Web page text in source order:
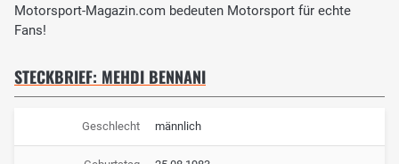
Motorsport-Magazin.com bedeuten Motorsport für echte
Fans!
STECKBRIEF: MEHDI BENNANI
Geschlecht männlich